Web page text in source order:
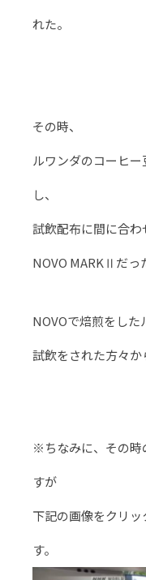
れた。
その時、
ルワンダのコーヒ
し、
試飲配布に間に合わ
NOVO MARKⅡだっ
NOVOで焙煎をし
試飲をされた方々か
※ちなみに、その時
すが
下記の画像をクリ
す。